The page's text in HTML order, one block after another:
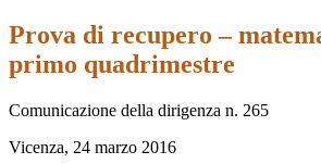
Prova di recupero –
primo quadrimestre
Comunicazione della dirigenza n. 265
Vicenza, 24 marzo 2016